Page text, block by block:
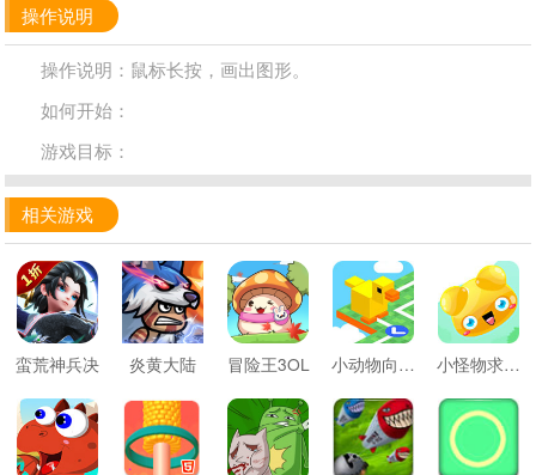
操作说明
操作说明：鼠标长按，画出图形。
如何开始：
游戏目标：
相关游戏
蛮荒神兵决 炎黄大陆 冒险王3OL 小动物向前冲 小怪物求合体